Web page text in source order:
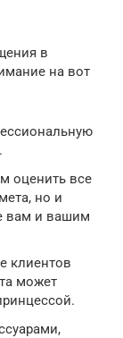
в
на вот
оценить все
но и
вам и вашим
клиентов
может